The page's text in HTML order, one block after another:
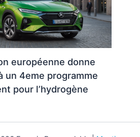
européenne donne
un 4eme programme
pour l’hydrogène